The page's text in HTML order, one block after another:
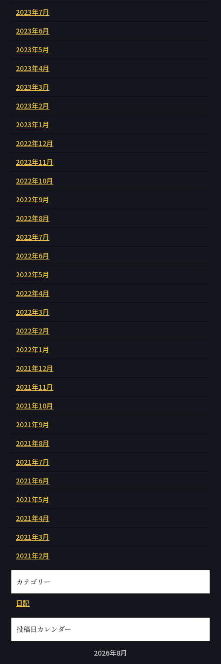
2023年7月
2023年6月
2023年5月
2023年4月
2023年3月
2023年2月
2023年1月
2022年12月
2022年11月
2022年10月
2022年9月
2022年8月
2022年7月
2022年6月
2022年5月
2022年4月
2022年3月
2022年2月
2022年1月
2021年12月
2021年11月
2021年10月
2021年9月
2021年8月
2021年7月
2021年6月
2021年5月
2021年4月
2021年3月
2021年2月
カテゴリー
日記
投稿日カレンダー
2026年8月